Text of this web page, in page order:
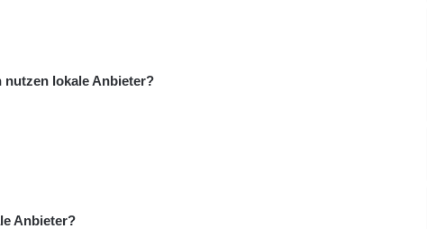
nutzen lokale Anbieter?
Anbieter?